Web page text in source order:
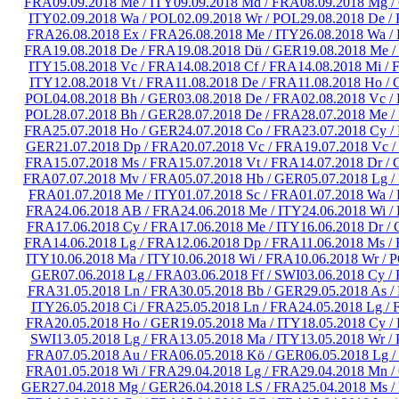
ITY02.09.2018 Wa / POL02.09.2018 Wr / POL29.08.2018 De /
FRA26.08.2018 Ex / FRA26.08.2018 Me / ITY26.08.2018 Wa /
FRA19.08.2018 De / FRA19.08.2018 Dü / GER19.08.2018 Me
ITY15.08.2018 Vc / FRA14.08.2018 Cf / FRA14.08.2018 Mi /
ITY12.08.2018 Vt / FRA11.08.2018 De / FRA11.08.2018 Ho /
POL04.08.2018 Bh / GER03.08.2018 De / FRA02.08.2018 Vc /
POL28.07.2018 Bh / GER28.07.2018 De / FRA28.07.2018 Me
FRA25.07.2018 Ho / GER24.07.2018 Co / FRA23.07.2018 Cy /
GER21.07.2018 Dp / FRA20.07.2018 Vc / FRA19.07.2018 Vc
FRA15.07.2018 Ms / FRA15.07.2018 Vt / FRA14.07.2018 Dr /
FRA07.07.2018 Mv / FRA05.07.2018 Hb / GER05.07.2018 Lg
FRA01.07.2018 Me / ITY01.07.2018 Sc / FRA01.07.2018 Wa /
FRA24.06.2018 AB / FRA24.06.2018 Me / ITY24.06.2018 Wi /
FRA17.06.2018 Cy / FRA17.06.2018 Me / ITY16.06.2018 Dr /
FRA14.06.2018 Lg / FRA12.06.2018 Dp / FRA11.06.2018 Ms /
ITY10.06.2018 Ma / ITY10.06.2018 Wi / FRA10.06.2018 Wr /
GER07.06.2018 Lg / FRA03.06.2018 Ff / SWI03.06.2018 Cy /
FRA31.05.2018 Ln / FRA30.05.2018 Bb / GER29.05.2018 As /
ITY26.05.2018 Ci / FRA25.05.2018 Ln / FRA24.05.2018 Lg /
FRA20.05.2018 Ho / GER19.05.2018 Ma / ITY18.05.2018 Cy /
SWI13.05.2018 Lg / FRA13.05.2018 Ma / ITY13.05.2018 Wr /
FRA07.05.2018 Au / FRA06.05.2018 Kö / GER06.05.2018 Lg
FRA01.05.2018 Wi / FRA29.04.2018 Lg / FRA29.04.2018 Mn /
GER27.04.2018 Mg / GER26.04.2018 LS / FRA25.04.2018 Ms